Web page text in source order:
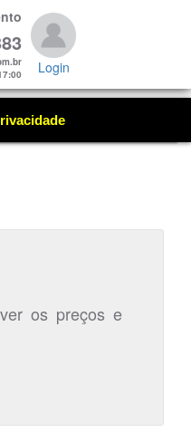
Login
os preços e